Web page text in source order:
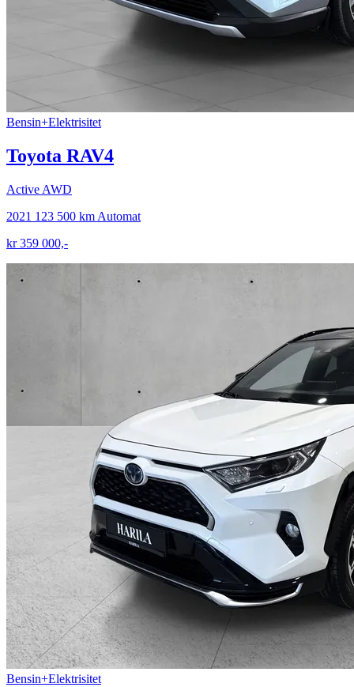
Bensin+Elektrisitet
Toyota RAV4
Active AWD
2021 123 500 km Automat
kr 359 000,-
Bensin+Elektrisitet